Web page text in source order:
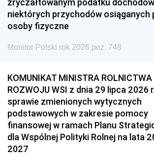
niektórych przychodów osiąganych
osoby fizyczne
Monitor Polski rok 2026 poz. 748
KOMUNIKAT MINISTRA ROLNICTWA
ROZWOJU WSI z dnia 29 lipca 2026
sprawie zmienionych wytycznych
podstawowych w zakresie pomocy
finansowej w ramach Planu
dla Wspólnej Polityki Rolnej na lata
2027